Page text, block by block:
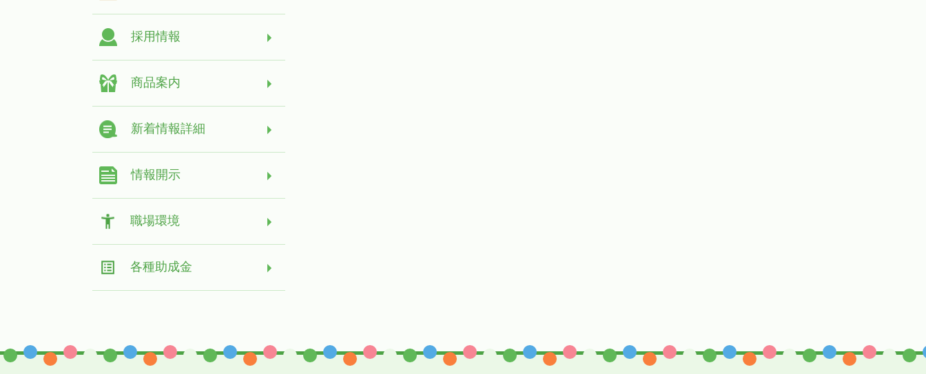
採用情報
商品案内
新着情報詳細
情報開示
職場環境
各種助成金